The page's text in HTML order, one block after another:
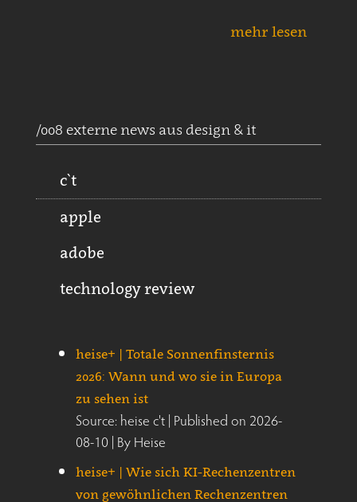
mehr lesen
/008 externe news aus design & it
c`t
apple
adobe
technology review
heise+ | Totale Sonnenfinsternis
2026: Wann und wo sie in Europa
zu sehen ist
Source: heise c't Published on 2026-
08-10 By Heise
heise+ | Wie sich KI-Rechenzentren
von gewöhnlichen Rechenzentren